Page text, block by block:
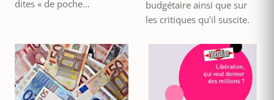
dites « de poche…
budgétaire ainsi que sur
les critiques qu’il suscite.